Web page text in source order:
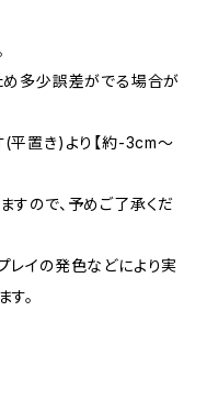
め多少誤差がでる場合が
置き)より【約-3cm～
ので、予めご了承くだ
レイの発色などにより実
。